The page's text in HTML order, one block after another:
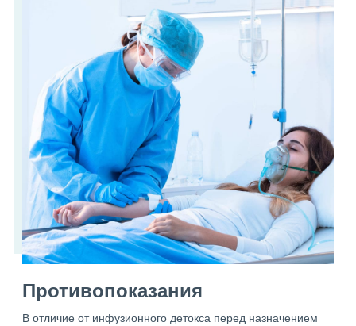
Противопоказания
В отличие от инфузионного детокса перед назначением